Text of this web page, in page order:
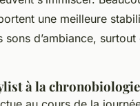
une meilleure
sons d’ambiance, surtout
à la chronobiologie